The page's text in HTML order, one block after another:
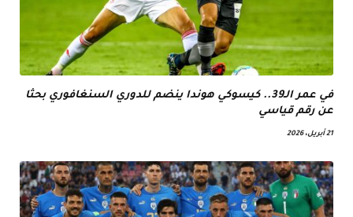
في عمر الـ39.. كيسوكي هوندا ينضم للدوري السنغافوري بحثا
عن رقم قياسي
21 أبريل، 2026